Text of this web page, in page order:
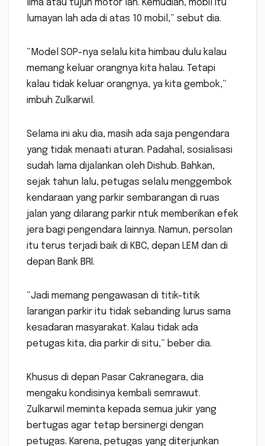
lima atau tujuh motor lah. Kemudian, mobil itu
lumayan lah ada di atas 10 mobil,” sebut dia.
“Model SOP-nya selalu kita himbau dulu kalau
memang keluar orangnya kita halau. Tetapi
kalau tidak keluar orangnya, ya kita gembok,”
imbuh Zulkarwil.
Selama ini aku dia, masih ada saja pengendara
yang tidak menaati aturan. Padahal, sosialisasi
sudah lama dijalankan oleh Dishub. Bahkan,
sejak tahun lalu, petugas selalu menggembok
kendaraan yang parkir sembarangan di ruas
jalan yang dilarang parkir ntuk memberikan efek
jera bagi pengendara lainnya. Namun, persolan
itu terus terjadi baik di KBC, depan LEM dan di
depan Bank BRI.
“Jadi memang pengawasan di titik-titik
larangan parkir itu tidak sebanding lurus sama
kesadaran masyarakat. Kalau tidak ada
petugas kita, dia parkir di situ,” beber dia.
Khusus di depan Pasar Cakranegara, dia
mengaku kondisinya kembali semrawut.
Zulkarwil meminta kepada semua jukir yang
bertugas agar tetap bersinergi dengan
petugas. Karena, petugas yang diterjunkan